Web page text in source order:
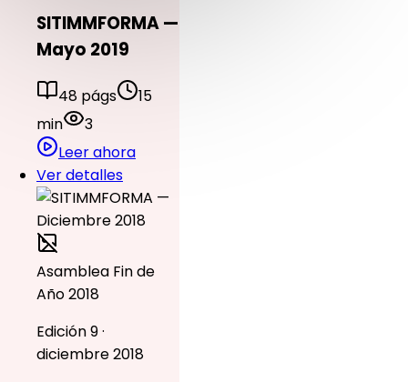
SITIMMFORMA —
Mayo 2019
48 págs
15
min
3
Leer ahora
Ver detalles
Asamblea Fin de
Año 2018
Edición 9 ·
diciembre 2018